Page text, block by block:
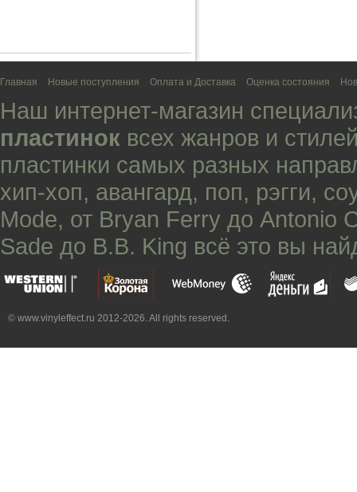
Главная Новые поступления Оплата и Доставка Оценка состояния
Наш интернет-магазин
пластинок всех жанров и
пластинки самых разных
хип-хоп, авангард, поп, рэгги,
Mode, от Bryan Ferry до Antonio
Sade до B.B. King всё это вы
© www.vinyleffect.ru 2012-2026. All rights reserved.